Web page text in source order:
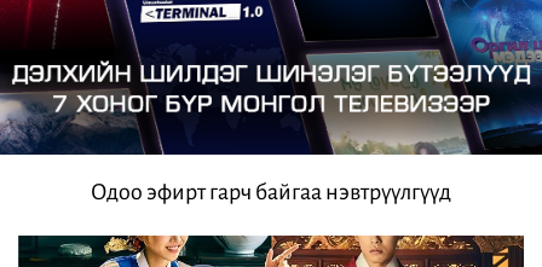
Одоо эфирт гарч байгаа нэвтрүүлгүүд